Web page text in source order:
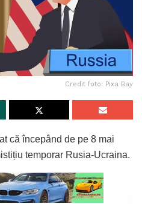
Credit foto: Pixa Bay
că începând de pe 8 mai
temporar Rusia-Ucraina.